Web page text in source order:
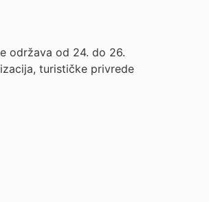
održava od 24. do 26.
turističke privrede